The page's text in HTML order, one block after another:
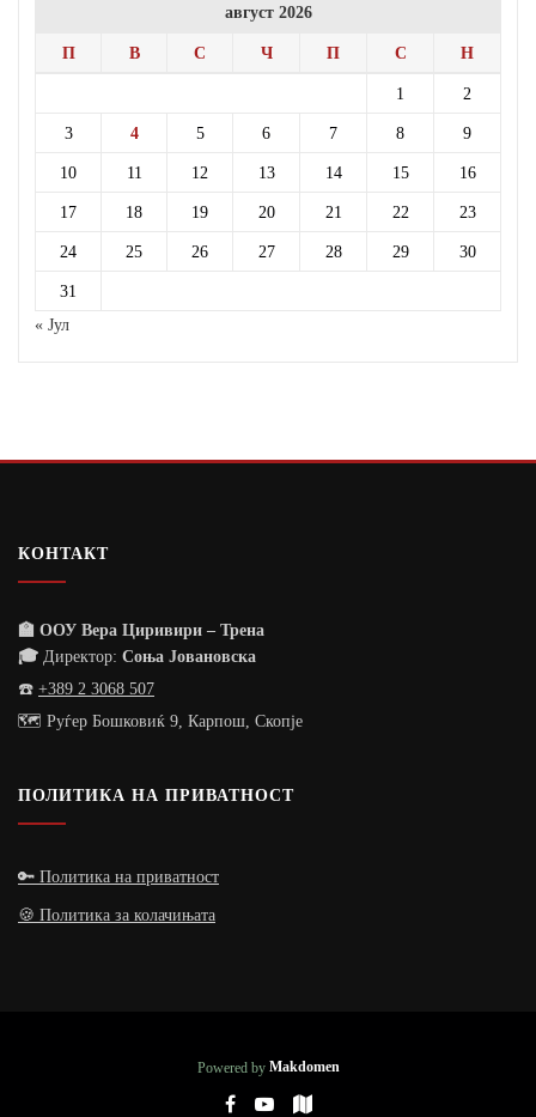
август 2026
П В С Ч П С Н
1 2
3 4 5 6 7 8 9
10 11 12 13 14 15 16
17 18 19 20 21 22 23
24 25 26 27 28 29 30
31
« Јул
КОНТАКТ
🏫 ООУ Вера Циривири – Трена
🎓 Директор: Соња Јовановска
☎️ +389 2 3068 507
🗺️ Руѓер Бошковиќ 9, Карпош, Скопје
ПОЛИТИКА НА ПРИВАТНОСТ
🔑 Политика на приватност
🍪 Политика за колачињата
Powered by Makdomen